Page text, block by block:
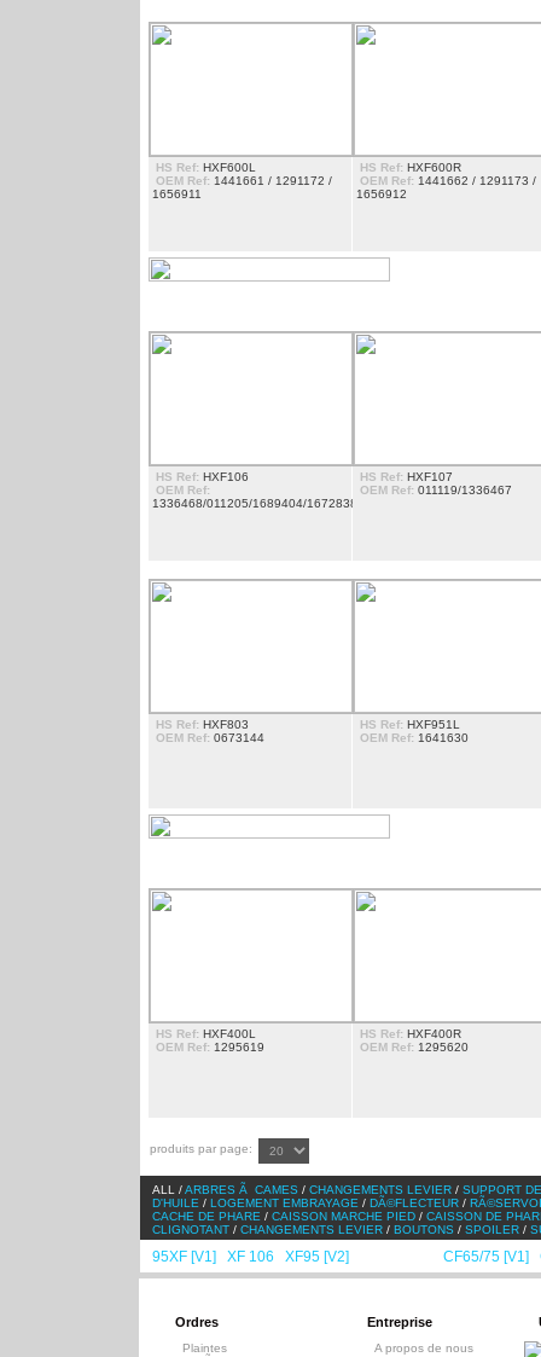
HS Ref: HXF600L
OEM Ref: 1441661 / 1291172 /
1656911
HS Ref: HXF600R
OEM Ref: 1441662 / 1291173 /
1656912
HS Ref: HXF106
OEM Ref:
1336468/011205/1689404/1672838/1603045
HS Ref: HXF107
OEM Ref: 011119/1336467
HS Ref: HXF803
OEM Ref: 0673144
HS Ref: HXF951L
OEM Ref: 1641630
HS Ref: HXF400L
OEM Ref: 1295619
HS Ref: HXF400R
OEM Ref: 1295620
produits par page:
ALL /ARBRES Ã CAMES / CHANGEMENTS LEVIER / SUPPORT
D'HUILE / LOGEMENT EMBRAYAGE / DÃ©FLECTEUR /
CACHE DE PHARE / CAISSON MARCHE PIED / CAISSON DE
CLIGNOTANT / CHANGEMENTS LEVIER / BOUTONS / SPOILER /
95XF [V1] XF 106 XF95 [V2] CF65/75 [V1]
Ordres
Plaintes
Entreprise
A propos de nous